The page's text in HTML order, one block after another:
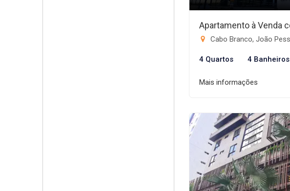
Apartamento à Venda
Cabo Branco, João
4 Quartos 4 Banheiros
Mais informações